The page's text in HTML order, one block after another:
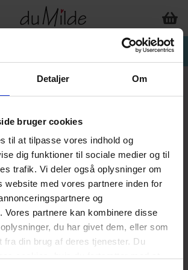
Detaljer Om
bruger cookies
til at tilpasse vores indhold og
dig funktioner til sociale medier og til
trafik. Vi deler også oplysninger om
website med vores partnere inden for
og
Vores partnere kan kombinere disse
du har givet dem, eller som
fra din brug af deres tjenester. Du